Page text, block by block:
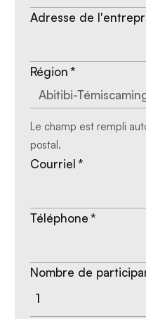
Adresse de
Région *
Le champ est rempli
postal.
Courriel *
Téléphone *
Nombre de